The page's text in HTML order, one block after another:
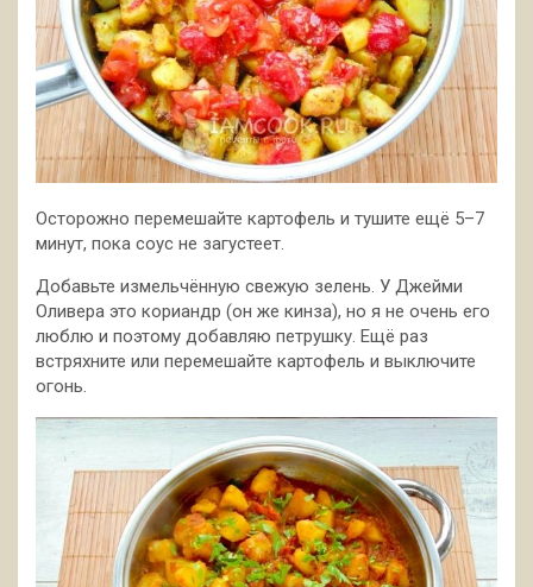
Осторожно перемешайте картофель и тушите ещё 5–7
минут, пока соус не загустеет.
Добавьте измельчённую свежую зелень. У Джейми
Оливера это кориандр (он же кинза), но я не очень его
люблю и поэтому добавляю петрушку. Ещё раз
встряхните или перемешайте картофель и выключите
огонь.